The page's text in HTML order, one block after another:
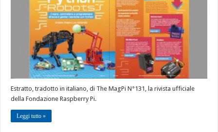
Estratto, tradotto in italiano, di The MagPi N°131, la rivista ufficiale
della Fondazione Raspberry Pi.
Leggi tutto »